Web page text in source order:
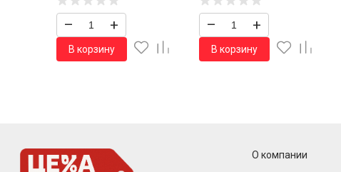
– +
В корзину
– +
В корзину
О компании